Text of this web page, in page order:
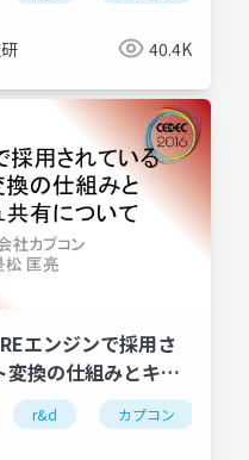
40.4K
engine
cedec ゲーム開発
エンジンで採用さ
変換の仕組みとキャ
て r&d カプコン